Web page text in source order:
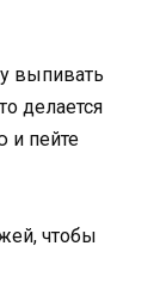
выпивать
делается
и пейте
чтобы